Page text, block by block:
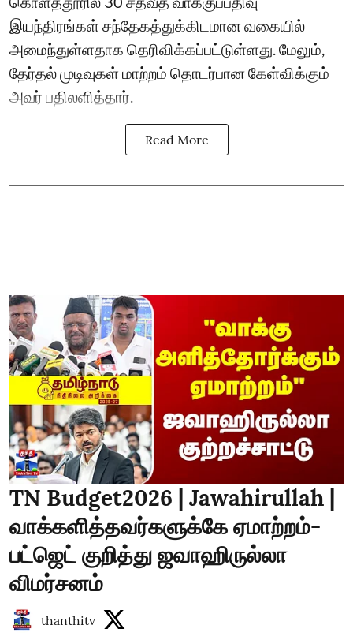
இயந்திரங்கள் சந்தேகத்துக்கிடமான வகையில்
அமைந்துள்ளதாக தெரிவிக்கப்பட்டுள்ளது. மேலும்,
தேர்தல் முடிவுகள் மாற்றம் தொடர்பான கேள்விக்கும்
அவர் பதிலளித்தார்.
Read More
TN Budget2026 | Jawahirullah |
வாக்களித்தவர்களுக்கே ஏமாற்றம்-
பட்ஜெட் குறித்து ஜவாஹிருல்லா
விமர்சனம்
thanthitv